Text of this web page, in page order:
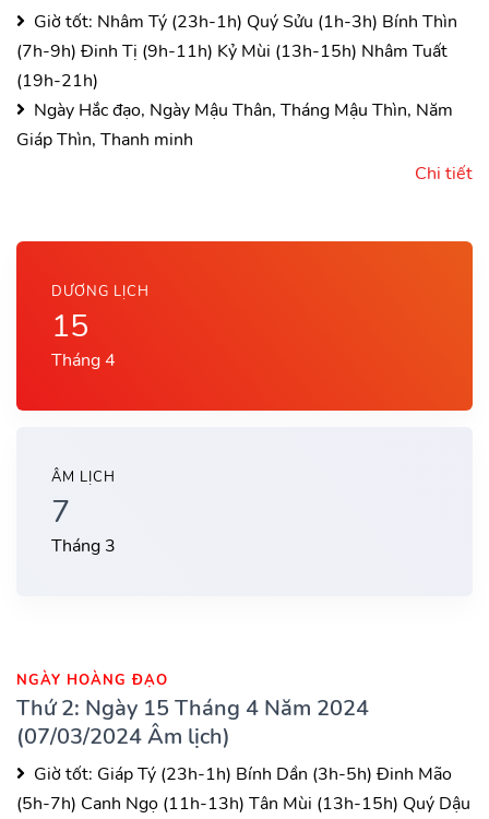
Giờ tốt: Nhâm Tý (23h-1h) Quý Sửu (1h-3h) Bính Thìn
(7h-9h) Đinh Tị (9h-11h) Kỷ Mùi (13h-15h) Nhâm Tuất
(19h-21h)
Ngày Hắc đạo, Ngày Mậu Thân, Tháng Mậu Thìn, Năm
Giáp Thìn, Thanh minh
Chi tiết
DƯƠNG LỊCH
15
Tháng 4
ÂM LỊCH
7
Tháng 3
NGÀY HOÀNG ĐẠO
Thứ 2: Ngày 15 Tháng 4 Năm 2024
(07/03/2024 Âm lịch)
Giờ tốt: Giáp Tý (23h-1h) Bính Dần (3h-5h) Đinh Mão
(5h-7h) Canh Ngọ (11h-13h) Tân Mùi (13h-15h) Quý Dậu